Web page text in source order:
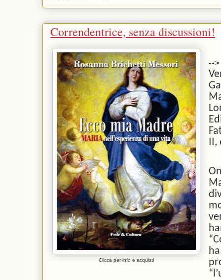
Correndentrice, senza discussioni!
Clicca per info e acquisti
-->